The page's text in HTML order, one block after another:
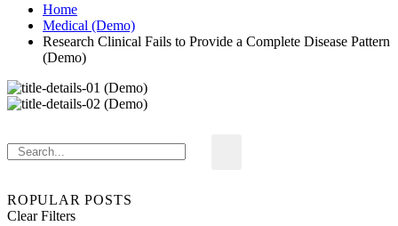
Home
Medical (Demo)
Research Clinical Fails to Provide a Complete Disease Pattern
(Demo)
ROPULAR POSTS
Clear Filters